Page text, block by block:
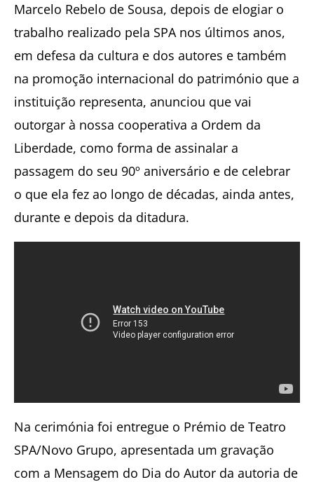
Marcelo Rebelo de Sousa, depois de elogiar o
trabalho realizado pela SPA nos últimos anos,
em defesa da cultura e dos autores e também
na promoção internacional do património que a
instituição representa, anunciou que vai
outorgar à nossa cooperativa a Ordem da
Liberdade, como forma de assinalar a
passagem do seu 90º aniversário e de celebrar
o que ela fez ao longo de décadas, ainda antes,
durante e depois da ditadura.
Na cerimónia foi entregue o Prémio de Teatro
SPA/Novo Grupo, apresentada um gravação
com a Mensagem do Dia do Autor da autoria de